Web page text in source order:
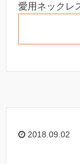
愛用ネックレ
2018.09.02